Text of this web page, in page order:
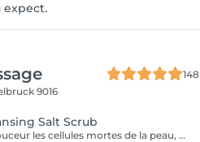
expect.
148
9016
Salt Scrub
Le sel parfumé élimine en douceur les cellules mortes de la peau, favorisant la régénération de nouvelles cellules. Ce soin luxueux révèle une toile lisse et réactive, prête à absorber l'huile corporelle profondément nourrissante.